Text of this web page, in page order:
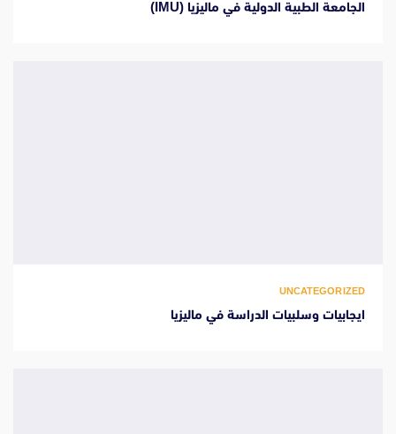
الجامعة الطبية الدولية في ماليزيا (IMU)
UNCATEGORIZED
ايجابيات وسلبيات الدراسة في ماليزيا